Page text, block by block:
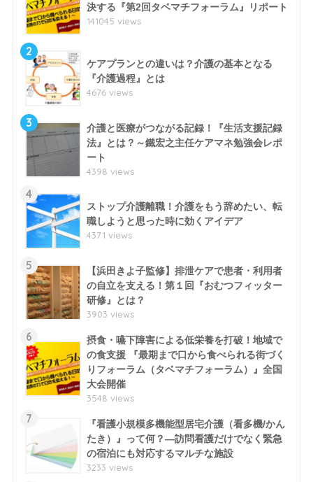
決する『第2回タベマチフォーラム』リポート
141045 views
2
ケアプランとの違いは？介護の基本となる
『介護過程』とは
4676 views
3
介護と医療がつながる記録！『生活支援記録
法』とは？～鐵宏之主任ケアマネ勉強会レポ
ート
4398 views
4
ストップ介護離職！介護をもう辞めたい、転
職しようと思った時に効くアイデア
4371 views
5
【浜田きよ子監修】排泄ケアで患者・利用者
の自立を支える！第１回『おむつフィッター
研修』とは？
3903 views
6
摂食・嚥下障害による低栄養を打破！地域で
の食支援 『最期まで口から食べられる街づく
りフォーラム（タベマチフォーラム）』全国
大会開催
3548 views
7
『看護小規模多機能型居宅介護（看多機/かん
たき）』って何？―訪問看護だけでなく緊急
の宿泊にも対応するマルチな施設
3233 views